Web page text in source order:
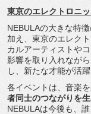
東京のエレクトロニ
NEBULAの大きな特徴
加え、 東京のエレク
カルアーティストや
影響を取り入れながら
し、 新たな才能が活
各イベントは、音楽
者同士のつながりを
NEBULAは今後も、誰